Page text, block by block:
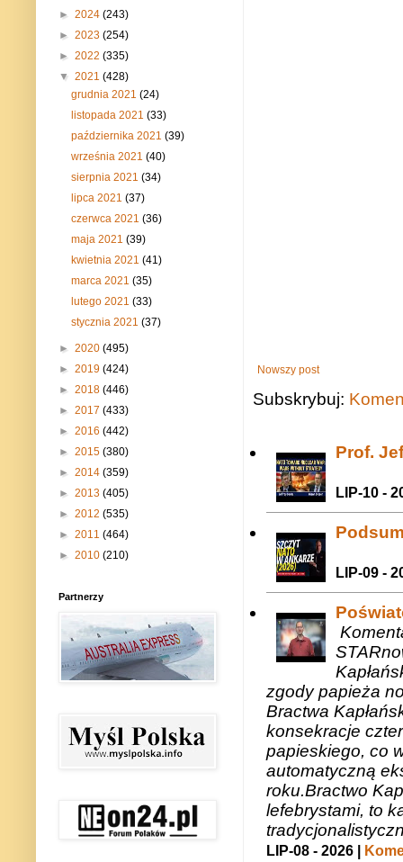
Nowszy post
Subskrybuj:
Prof.
LIP-10 -
LIP-09 -
zgody papieża
Bractwa
konsekracje
papieskiego, co
automatyczną
roku.Bractwo
lefebrystami, to
LIP-08 - 2026 |
► 2024 (243)
► 2023 (254)
► 2022 (335)
▼ 2021 (428)
grudnia 2021(24)
listopada 2021(33)
października 2021(39)
września 2021(40)
sierpnia 2021(34)
lipca 2021(37)
czerwca 2021(36)
maja 2021(39)
kwietnia 2021(41)
marca 2021(35)
lutego 2021(33)
stycznia 2021(37)
► 2020 (495)
► 2019 (424)
► 2018 (446)
► 2017 (433)
► 2016 (442)
► 2015 (380)
► 2014 (359)
► 2013 (405)
► 2012 (535)
► 2011 (464)
► 2010 (210)
Partnerzy